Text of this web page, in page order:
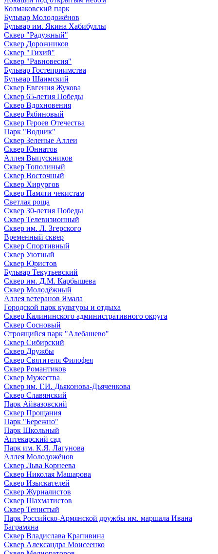
Колмаковский парк
Бульвар Молодожёнов
Бульвар им. Якина Хабибуллы
Сквер "Радужный"
Сквер Дорожников
Сквер "Тихий"
Cквер "Равновесия"
Бульвар Гостеприимства
Бульвар Шаимский
Сквер Евгения Жукова
Сквер 65-летия Победы
Сквер Вдохновения
Сквер Рябиновый
Сквер Героев Отечества
Парк "Водник"
Сквер Зеленые Аллеи
Сквер Юннатов
Аллея Выпускников
Сквер Тополиный
Сквер Восточный
Сквер Хирургов
Сквер Памяти чекистам
Светлая роща
Сквер 30-летия Победы
Сквер Телевизионный
Сквер им. Л. Згерского
Временный сквер
Сквер Спортивный
Сквер Уютный
Сквер Юристов
Бульвар Текутьевский
Сквер им. Д.М. Карбышева
Сквер Молодёжный
Аллея ветеранов Ямала
Городской парк культуры и отдыха
Сквер Калининского административного округа
Сквер Сосновый
Строящийся парк "Алебашево"
Сквер Сибирский
Сквер Дружбы
Сквер Святителя Филофея
Сквер Романтиков
Сквер Мужества
Сквер им. Г.И. Дьяконова-Дьяченкова
Сквер Славянский
Парк Айвазовский
Сквер Прощания
Парк "Бережно"
Парк Школьный
Аптекарский сад
Парк им. К.Я. Лагунова
Аллея Молодожёнов
Сквер Льва Корнеева
Сквер Николая Машарова
Сквер Изыскателей
Сквер Журналистов
Сквер Шахматистов
Сквер Тенистый
Парк Российско-Армянской дружбы им. маршала Ивана
Баграмяна
Сквер Владислава Крапивина
Сквер Александра Моисеенко